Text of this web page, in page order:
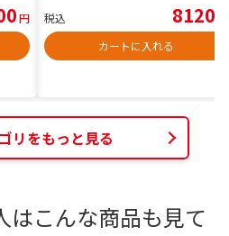
円
税込 8120
カートに入れる
リをもっと見る
はこんな商品も見て